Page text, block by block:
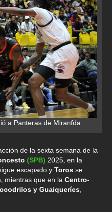
a Panteras de Miranfda
de la sexta semana de la
(SPB) 2025, en la
escapado y Toros se
mientras que en la Centro-
y Guaiqueríes